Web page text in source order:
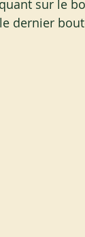
sur le
dernier